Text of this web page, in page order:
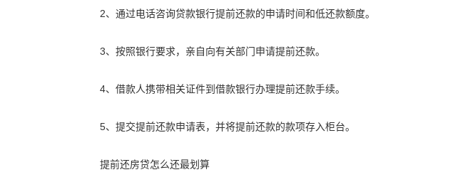
2、通过电话咨询贷款银行提前还款的申请时间和低还款额度。
3、按照银行要求，亲自向有关部门申请提前还款。
4、借款人携带相关证件到借款银行办理提前还款手续。
5、提交提前还款申请表，并将提前还款的款项存入柜台。
提前还房贷怎么还最划算